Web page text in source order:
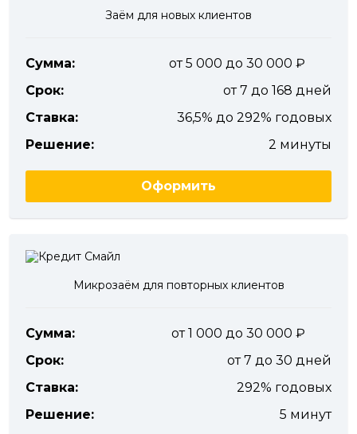
Заём для новых клиентов
Сумма:
от 5 000 до 30 000
Срок:
от 7 до 168 дней
Ставка:
36,5% до 292% годовых
Решение:
2 минуты
Оформить
Микрозаём для повторных клиентов
Сумма:
от 1 000 до 30 000
Срок:
от 7 до 30 дней
Ставка:
292% годовых
Решение:
5 минут